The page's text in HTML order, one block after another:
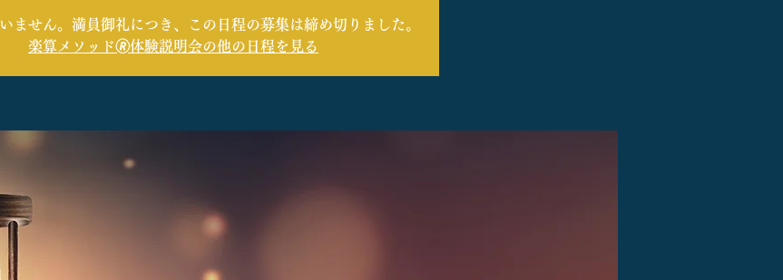
ません。満員御礼につき、この日程の募集は締め切りました。
楽算メソッド🄬体験説明会の他の日程を見る